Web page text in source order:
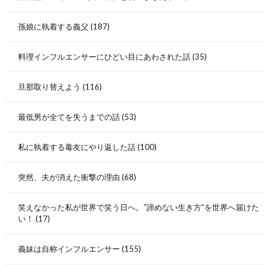
孫娘に執着する義父 (187)
料理インフルエンサーにひどい目にあわされた話(35)
旦那取り替えよう (116)
最低男が全てを失うまでの話(53)
私に執着する毒友にやり返した話(100)
突然、夫が消えた衝撃の理由 (68)
笑えなかった私が世界で笑う日へ。”諦めない生き方”を世界へ届けた
い！ (17)
義妹は自称インフルエンサー (155)